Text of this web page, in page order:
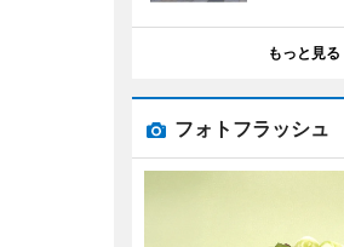
もっと見る
フォトフラッシュ